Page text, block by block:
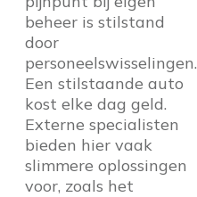
beheer is stilstand
door
personeelswisselingen.
Een stilstaande auto
kost elke dag geld.
Externe specialisten
bieden hier vaak
slimmere oplossingen
voor, zoals het